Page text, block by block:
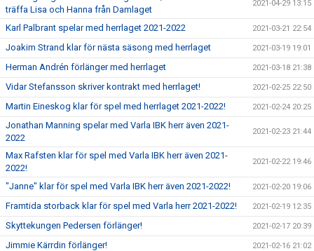
träffa Lisa och Hanna från Damlaget
2021-04-29 13:15
Karl Palbrant spelar med herrlaget 2021-2022 2021-03-21 22:54
Joakim Strand klar för nästa säsong med herrlaget 2021-03-19 19:01
Herman Andrén förlänger med herrlaget 2021-03-18 21:38
Vidar Stefansson skriver kontrakt med herrlaget! 2021-02-25 22:50
Martin Eineskog klar för spel med herrlaget 2021-2022! 2021-02-24 20:25
Jonathan Manning spelar med Varla IBK herr även 2021-
2022
2021-02-23 21:44
Max Rafsten klar för spel med Varla IBK herr även 2021-
2022!
2021-02-22 19:46
"Janne" klar för spel med Varla IBK herr även 2021-2022! 2021-02-20 19:06
Framtida storback klar för spel med Varla herr 2021-2022! 2021-02-19 12:35
Skyttekungen Pedersen förlänger! 2021-02-17 20:39
Jimmie Kärrdin förlänger! 2021-02-16 21:02